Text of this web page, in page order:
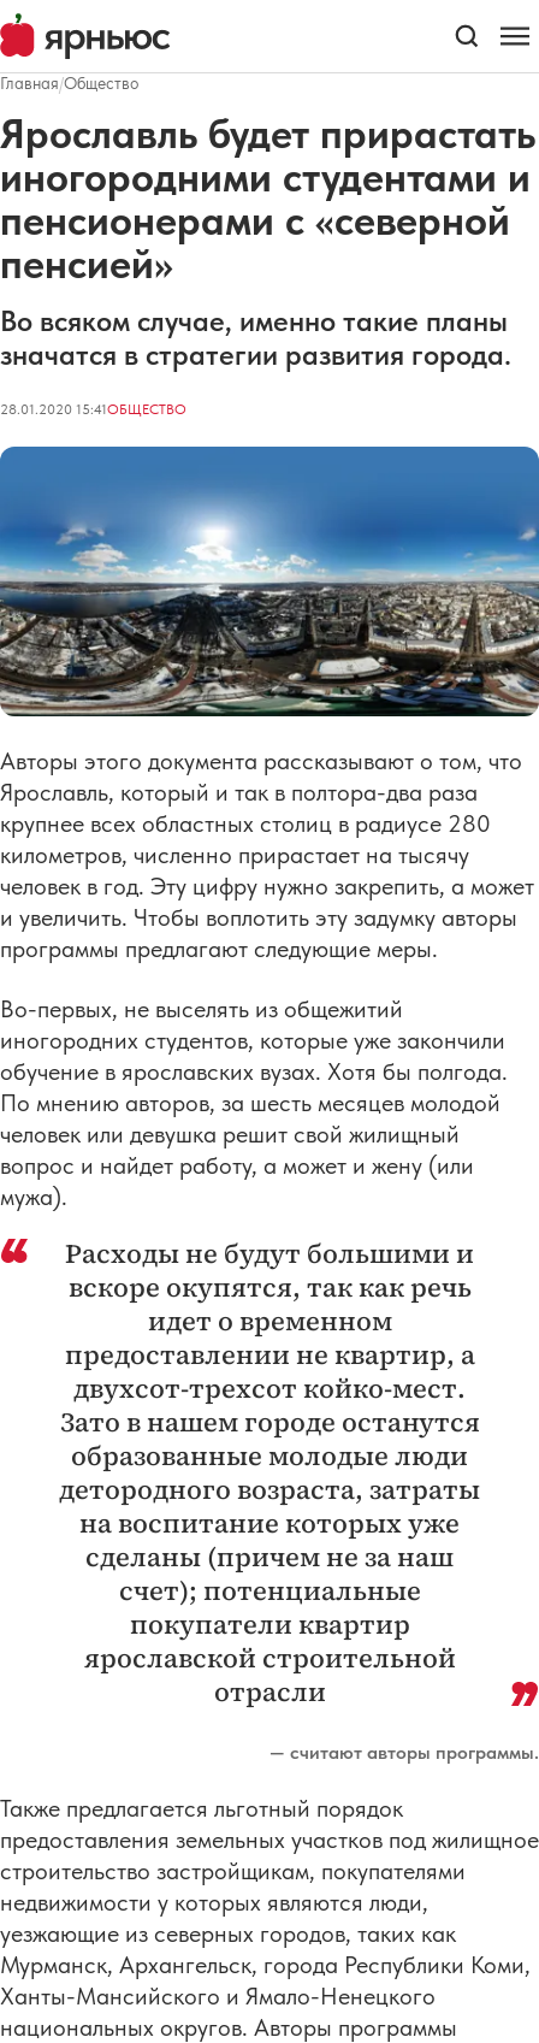
Главная/Общество
Ярославль будет прирастать
иногородними студентами и
пенсионерами с «северной
пенсией»
Во всяком случае, именно такие планы
значатся в стратегии развития города.
28.01.2020 15:41ОБЩЕСТВО
Авторы этого документа рассказывают о том, что
Ярославль, который и так в полтора-два раза
крупнее всех областных столиц в радиусе 280
километров, численно прирастает на тысячу
человек в год. Эту цифру нужно закрепить, а может
и увеличить. Чтобы воплотить эту задумку авторы
программы предлагают следующие меры.
Во-первых, не выселять из общежитий
иногородних студентов, которые уже закончили
обучение в ярославских вузах. Хотя бы полгода.
По мнению авторов, за шесть месяцев молодой
человек или девушка решит свой жилищный
вопрос и найдет работу, а может и жену (или
мужа).
Расходы не будут большими и
вскоре окупятся, так как речь
идет о временном
предоставлении не квартир, а
двухсот-трехсот койко-мест.
Зато в нашем городе останутся
образованные молодые люди
детородного возраста, затраты
на воспитание которых уже
сделаны (причем не за наш
счет); потенциальные
покупатели квартир
ярославской строительной
отрасли
— считают авторы программы.
Также предлагается льготный порядок
предоставления земельных участков под жилищное
строительство застройщикам, покупателями
недвижимости у которых являются люди,
уезжающие из северных городов, таких как
Мурманск, Архангельск, города Республики Коми,
Ханты-Мансийского и Ямало-Ненецкого
национальных округов. Авторы программы